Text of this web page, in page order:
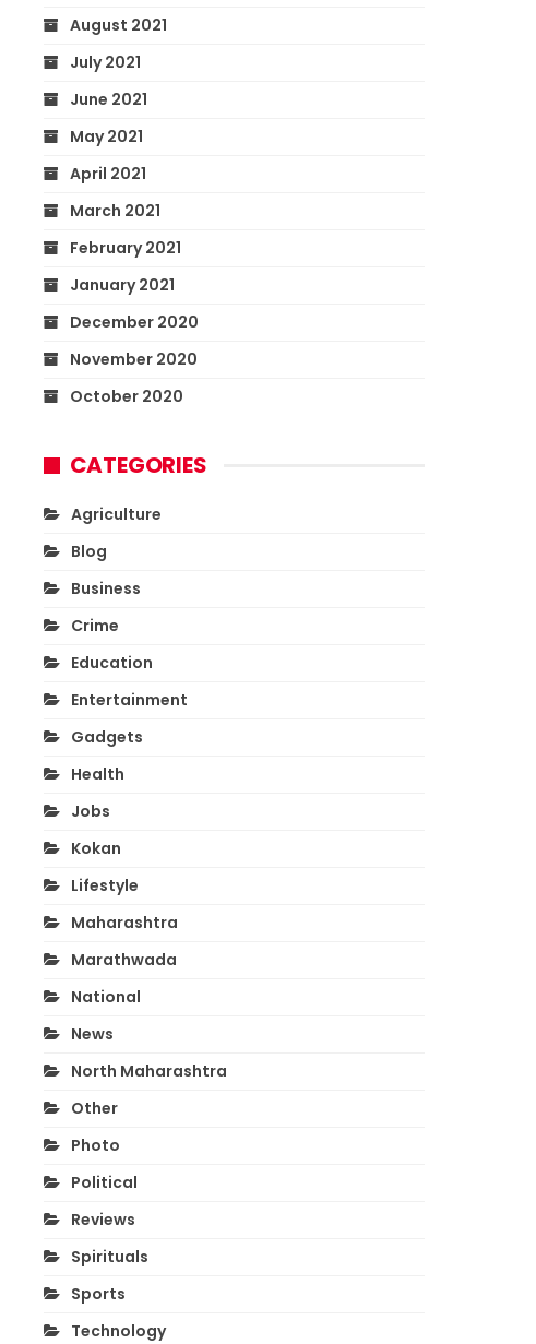
August 2021
July 2021
June 2021
May 2021
April 2021
March 2021
February 2021
January 2021
December 2020
November 2020
October 2020
CATEGORIES
Agriculture
Blog
Business
Crime
Education
Entertainment
Gadgets
Health
Jobs
Kokan
Lifestyle
Maharashtra
Marathwada
National
News
North Maharashtra
Other
Photo
Political
Reviews
Spirituals
Sports
Technology